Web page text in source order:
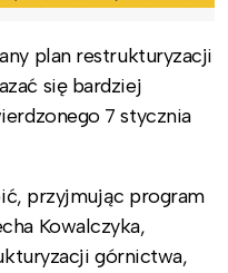
plan restrukturyzacji
się bardziej
7 stycznia
przyjmując program
Kowalczyka,
górnictwa,